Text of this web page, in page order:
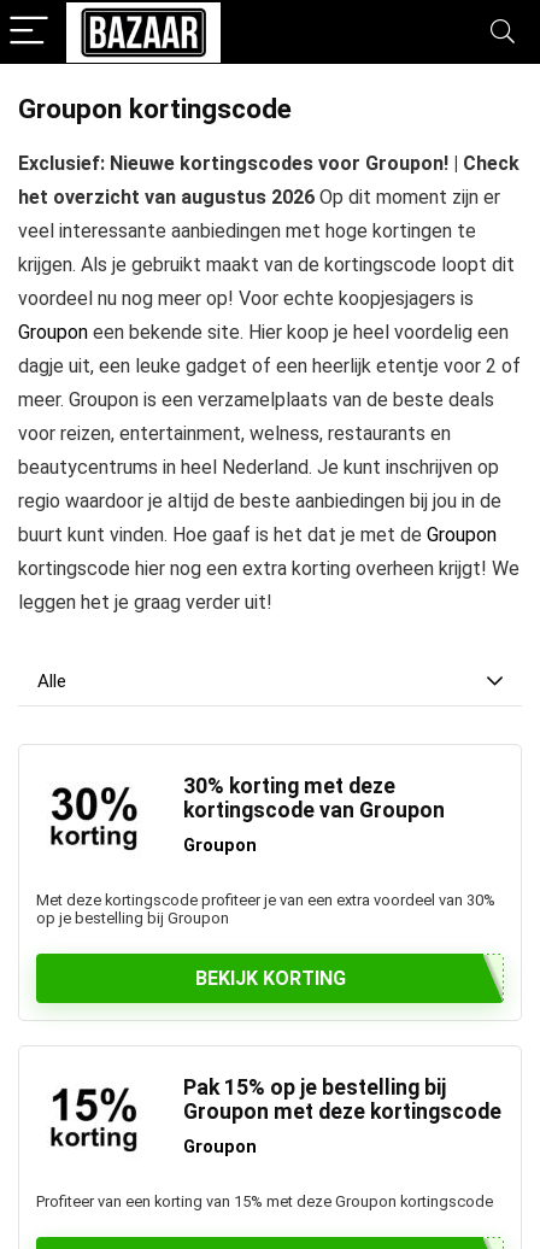
Groupon kortingscode
Exclusief: Nieuwe kortingscodes voor Groupon! | Check
het overzicht van augustus 2026 Op dit moment zijn er
veel interessante aanbiedingen met hoge kortingen te
krijgen. Als je gebruikt maakt van de kortingscode loopt dit
voordeel nu nog meer op! Voor echte koopjesjagers is
Groupon een bekende site. Hier koop je heel voordelig een
dagje uit, een leuke gadget of een heerlijk etentje voor 2 of
meer. Groupon is een verzamelplaats van de beste deals
voor reizen, entertainment, welness, restaurants en
beautycentrums in heel Nederland. Je kunt inschrijven op
regio waardoor je altijd de beste aanbiedingen bij jou in de
buurt kunt vinden. Hoe gaaf is het dat je met de Groupon
kortingscode hier nog een extra korting overheen krijgt! We
leggen het je graag verder uit!
Alle
30% korting met deze
kortingscode van Groupon
Groupon
Met deze kortingscode profiteer je van een extra voordeel van 30%
op je bestelling bij Groupon
BEKIJK KORTING
Pak 15% op je bestelling bij
Groupon met deze kortingscode
Groupon
Profiteer van een korting van 15% met deze Groupon kortingscode